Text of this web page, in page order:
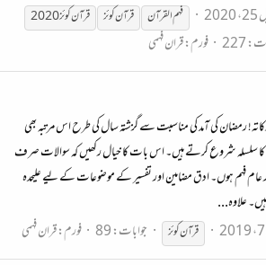
فہم القرآن قرآنکوئز قرآنکوئز
2020
227 فورم:قران فہمی
رمضان کی آمد کی مناسبت سے گزشتہ سال کی طرح اس مرتبہ بھی
کا سلسلہ شروع کرتے ہیں۔ اس بات کا خیال رکھیں کہ سوالات صرف
عام فہم ہوں۔ ادق مضامین اور تفسیر کے موضوعات کے لیے علیحدہ
علاوہ...
قرآنکوئز جوابات: 89 فورم:قران فہمی